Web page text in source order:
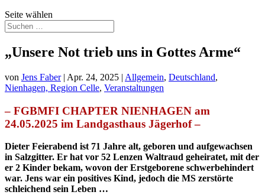
Seite wählen
„Unsere Not trieb uns in Gottes Arme“
von Jens Faber| Apr. 24, 2025 | Allgemein, Deutschland,
Nienhagen, Region Celle, Veranstaltungen
– FGBMFI CHAPTER NIENHAGEN am
24.05.2025 im Landgasthaus Jägerhof –
Dieter Feierabend ist 71 Jahre alt, geboren und aufgewachsen
in Salzgitter. Er hat vor 52 Lenzen Waltraud geheiratet, mit der
er 2 Kinder bekam, wovon der Erstgeborene schwerbehindert
war. Jens war ein positives Kind, jedoch die MS zerstörte
schleichend sein Leben …